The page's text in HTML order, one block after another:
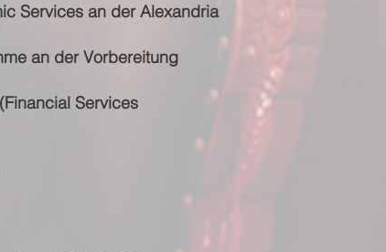
Services an der Alexandria
an der Vorbereitung
Services